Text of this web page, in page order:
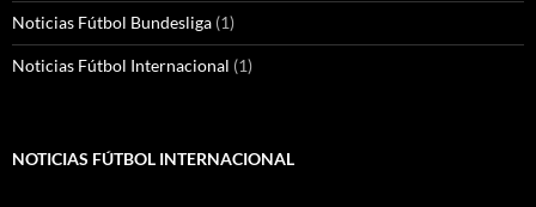
Noticias Fútbol Bundesliga (1)
Noticias Fútbol Internacional (1)
NOTICIAS FÚTBOL INTERNACIONAL